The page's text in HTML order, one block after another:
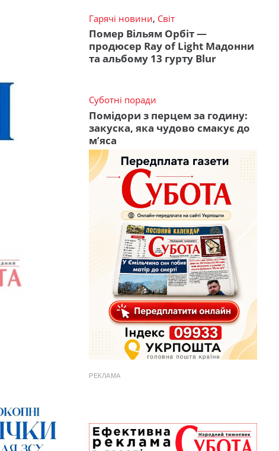
Гарячі новини, Світ
Помер Вільям Орбіт —
продюсер Ray of Light Мадонни
та альбому 13 гурту Blur
Суботні поради
Помідори з перцем за годину:
закуска, яка чудово смакує до
м’яса
РЕКЛАМА